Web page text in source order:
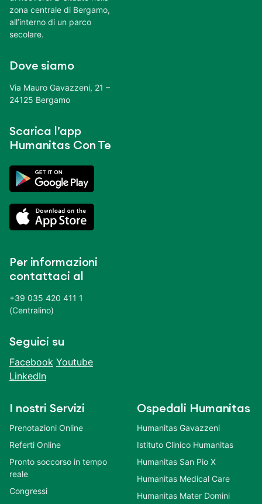
zona centrale di Bergamo,
all’interno di un parco
secolare.
Dove siamo
Via Mauro Gavazzeni, 21 –
24125 Bergamo
Scarica l’app
Humanitas Con Te
Per informazioni
contattaci al
+39 035 420 411 1
(Centralino)
Seguici su
Facebook Youtube
LinkedIn
I nostri Servizi
Prenotazioni Online
Referti Online
Pronto soccorso in tempo
reale
Congressi
Ospedali Humanitas
Humanitas Gavazzeni
Istituto Clinico Humanitas
Humanitas San Pio X
Humanitas Medical Care
Humanitas Mater Domini